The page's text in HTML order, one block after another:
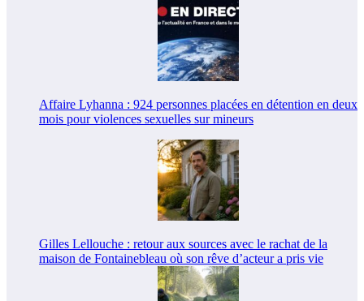
Affaire Lyhanna : 924 personnes placées en détention en deux
mois pour violences sexuelles sur mineurs
Gilles Lellouche : retour aux sources avec le rachat de la
maison de Fontainebleau où son rêve d’acteur a pris vie